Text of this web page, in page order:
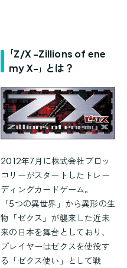
｢Z/X -Zillions of ene
my X-｣ とは？
2012年7月に株式会社ブロッ
コリーがスタートしたトレー
ディングカードゲーム。
「5つの異世界」から異形の生
物「ゼクス」が襲来した近未
来の日本を舞台としており、
プレイヤーはゼクスを使役す
る「ゼクス使い」として戦